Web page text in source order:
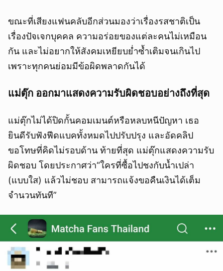
ขณะที่เสียงแฟนคลับอีกส่วนมองว่าเรื่องรสชาติเป็น
เรื่องปัจเจกบุคคล ความอร่อยของแต่ละคนไม่เหมือน
กัน และไม่อยากให้สังคมเหยียบย่ำซ้ำเติมจนเกินไป
เพราะทุกคนย่อมมีข้อผิดพลาดกันได้
แม่ตุ๊ก ออกมาแสดงความรับผิดชอบอย่างถึงที่สุด
แม่ตุ๊กไม่ได้ปิดกั้นคอมเมนต์หรือหลบหนีปัญหา เธอ
ยินดีรับฟังฟีดแบคทั้งหมดไปปรับปรุง และอัดคลิป
ขอโทษที่คิดไม่รอบด้าน ท้ายที่สุด แม่ตุ๊กแสดงความรับ
ผิดชอบ โดยประกาศว่า“ใครที่ซื้อไปชงกับน้ำเปล่า
(แบบใส) แล้วไม่ชอบ สามารถแจ้งขอคืนเงินได้เต็ม
จำนวนทันที”